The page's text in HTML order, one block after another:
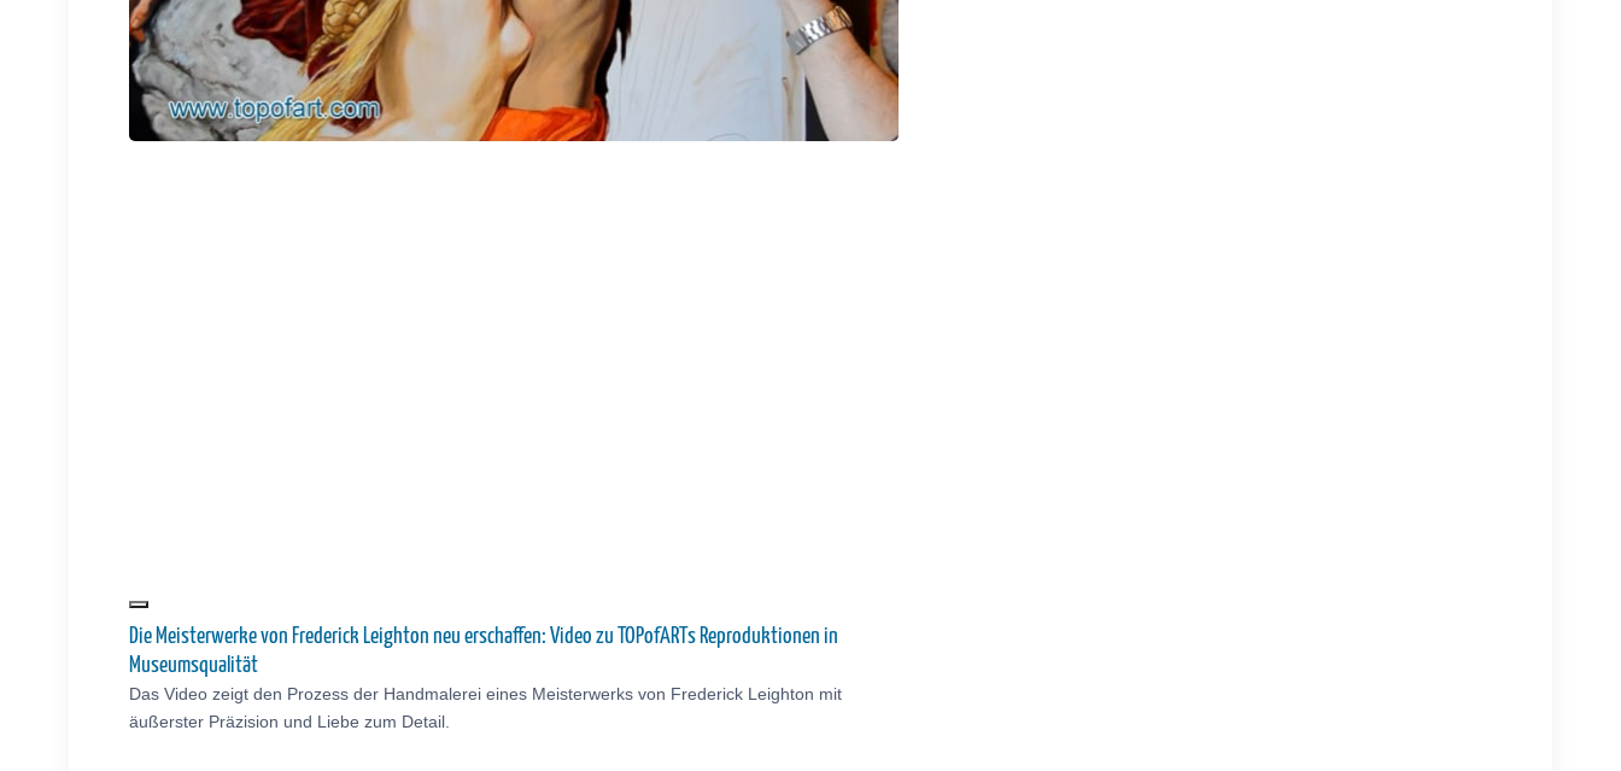
Die Meisterwerke von Frederick Leighton neu erschaffen: Video zu TOPofARTs Reproduktionen in
Museumsqualität
Das Video zeigt den Prozess der Handmalerei eines Meisterwerks von Frederick Leighton mit
äußerster Präzision und Liebe zum Detail.